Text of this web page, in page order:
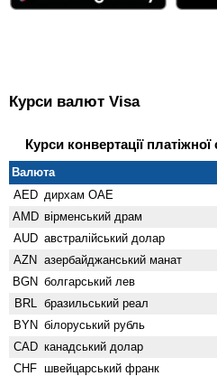
Курси валют Visa
Курси конвертації
Валюта
AED дирхам ОАЕ
AMD вiрменський драм
AUD австралійський долар
AZN азербайджанський манат
BGN болгарський лев
BRL бразильський реал
BYN білоруський рубль
CAD канадський долар
CHF швейцарський франк